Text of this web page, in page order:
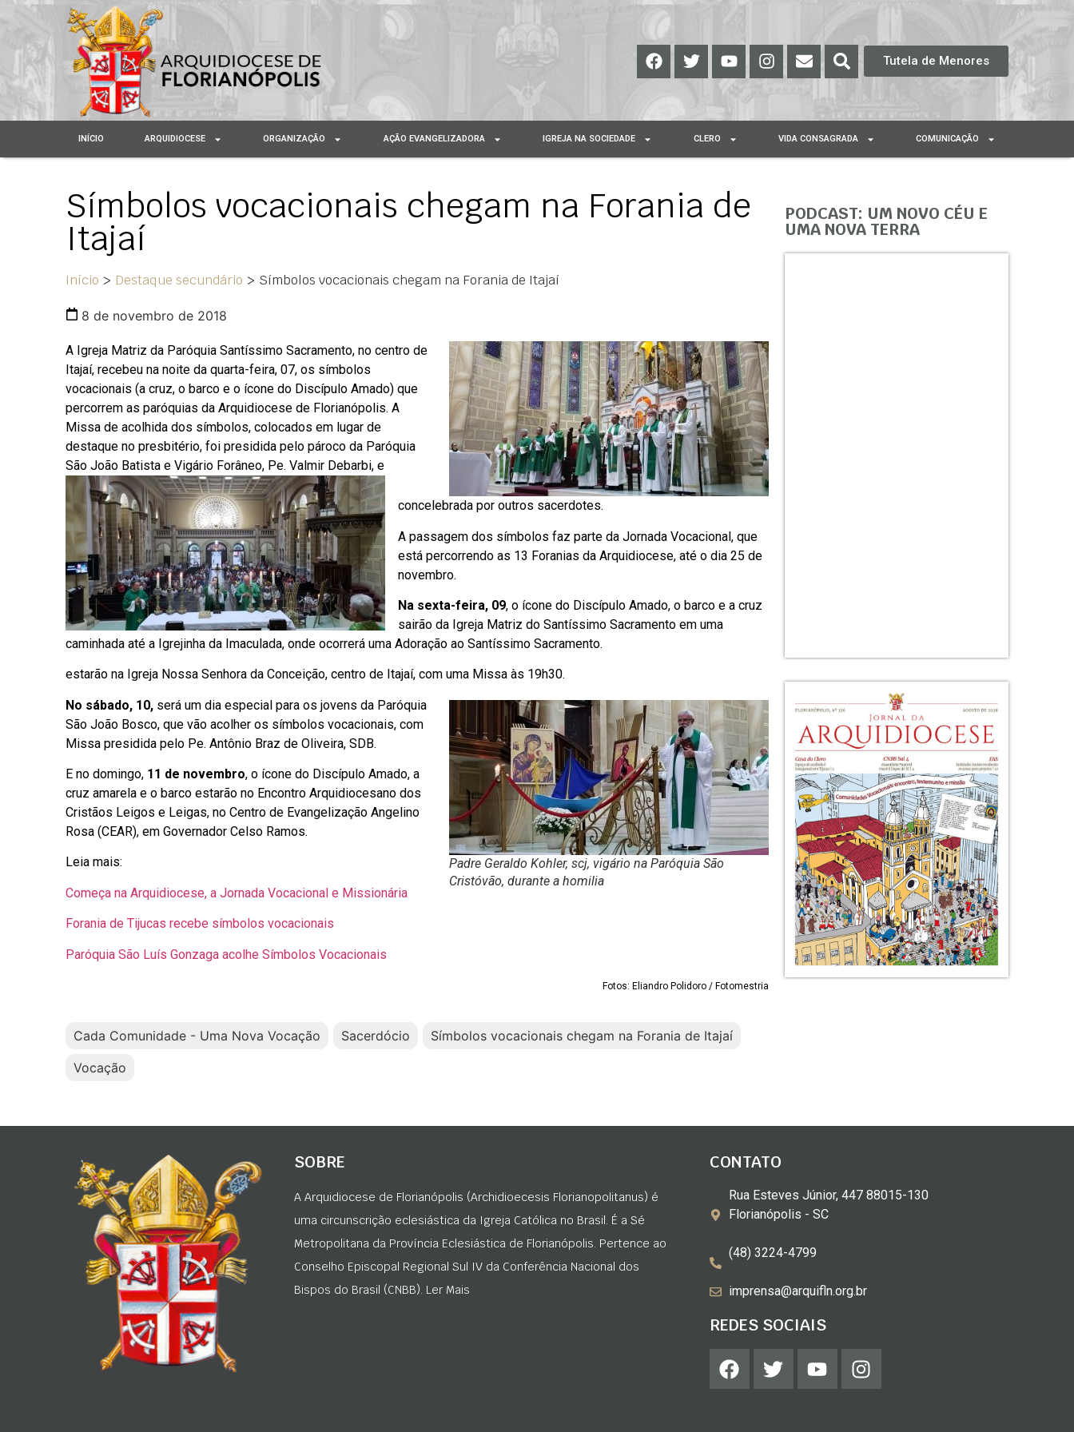
Tutela de Menores
INÍCIO ARQUIDIOCESE ORGANIZAÇÃO AÇÃO EVANGELIZADORA IGREJA NA SOCIEDADE CLERO VIDA CONSAGRADA COMUNICAÇÃO
Símbolos vocacionais chegam na Forania de
Itajaí
Início > Destaque secundário > Símbolos vocacionais chegam na Forania de Itajaí
8 de novembro de 2018
A Igreja Matriz da Paróquia Santíssimo Sacramento, no centro de
Itajaí, recebeu na noite da quarta-feira, 07, os símbolos
vocacionais (a cruz, o barco e o ícone do Discípulo Amado) que
percorrem as paróquias da Arquidiocese de Florianópolis. A
Missa de acolhida dos símbolos, colocados em lugar de
destaque no presbitério, foi presidida pelo pároco da Paróquia
São João Batista e Vigário Forâneo, Pe. Valmir Debarbi, e
concelebrada por outros sacerdotes.
A passagem dos símbolos faz parte da Jornada Vocacional, que
está percorrendo as 13 Foranias da Arquidiocese, até o dia 25 de
novembro.
Na sexta-feira, 09, o ícone do Discípulo Amado, o barco e a cruz
sairão da Igreja Matriz do Santíssimo Sacramento em uma
caminhada até a Igrejinha da Imaculada, onde ocorrerá uma Adoração ao Santíssimo Sacramento.
estarão na Igreja Nossa Senhora da Conceição, centro de Itajaí, com uma Missa às 19h30.
Padre Geraldo Kohler, scj, vigário na Paróquia São
Cristóvão, durante a homilia
No sábado, 10, será um dia especial para os jovens da Paróquia
São João Bosco, que vão acolher os símbolos vocacionais, com
Missa presidida pelo Pe. Antônio Braz de Oliveira, SDB.
E no domingo, 11 de novembro, o ícone do Discípulo Amado, a
cruz amarela e o barco estarão no Encontro Arquidiocesano dos
Cristãos Leigos e Leigas, no Centro de Evangelização Angelino
Rosa (CEAR), em Governador Celso Ramos.
Leia mais:
Começa na Arquidiocese, a Jornada Vocacional e Missionária
Forania de Tijucas recebe símbolos vocacionais
Paróquia São Luís Gonzaga acolhe Símbolos Vocacionais
Fotos: Eliandro Polidoro / Fotomestria
Cada Comunidade - Uma Nova Vocação Sacerdócio
Símbolos vocacionais chegam na Forania de Itajaí
Vocação
PODCAST: UM NOVO CÉU E
UMA NOVA TERRA
SOBRE
A Arquidiocese de Florianópolis (Archidioecesis Florianopolitanus) é
uma circunscrição eclesiástica da Igreja Católica no Brasil. É a Sé
Metropolitana da Província Eclesiástica de Florianópolis. Pertence ao
Conselho Episcopal Regional Sul IV da Conferência Nacional dos
Bispos do Brasil (CNBB). Ler Mais
CONTATO
Rua Esteves Júnior, 447 88015-130
Florianópolis - SC
(48) 3224-4799
imprensa@arquifln.org.br
REDES SOCIAIS